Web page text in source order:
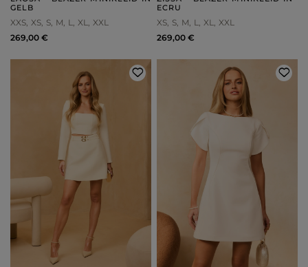
GELB
XXS XS S M L XL XXL
269,00 €
ECRU
XS S M L XL XXL
269,00 €